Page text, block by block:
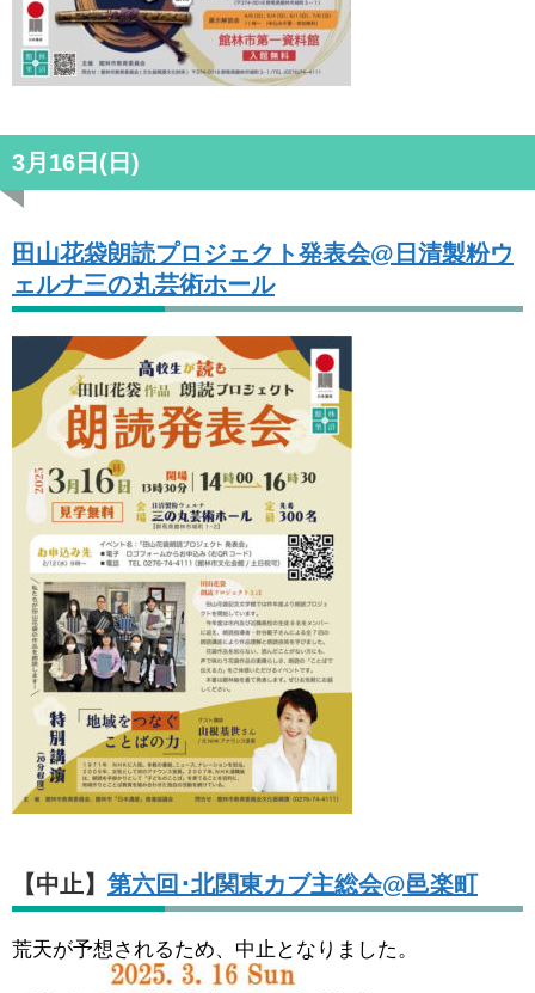
3月16日(日)
田山花袋朗読プロジェクト発表会@日清製粉ウ
ェルナ三の丸芸術ホール
【中止】 第六回･北関東カブ主総会@邑楽町
荒天が予想されるため、中止となりました。